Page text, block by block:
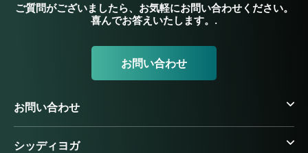
ご質問がございましたら、お気軽にお問い合わせください。
喜んでお答えいたします。.
お問い合わせ
お問い合わせ
シッディヨガ